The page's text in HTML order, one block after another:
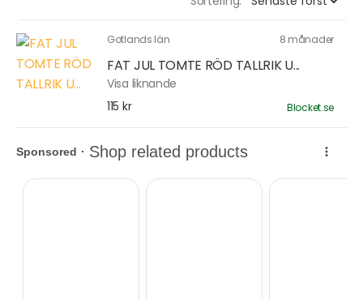
Gotlands län 8 månader
FAT JUL TOMTE RÖD TALLRIK U...
Visa liknande
115 kr
Blocket.se